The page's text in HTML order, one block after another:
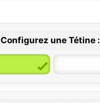
Configurez une Tétine :